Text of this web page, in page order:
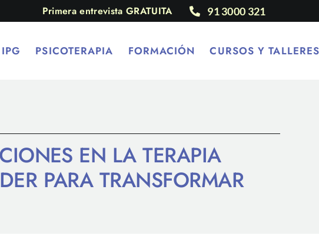
Primera entrevista GRATUITA 91 3000 321
PSICOTERAPIA FORMACIÓN CURSOS Y TALLERES
EN LA TERAPIA
PARA TRANSFORMAR